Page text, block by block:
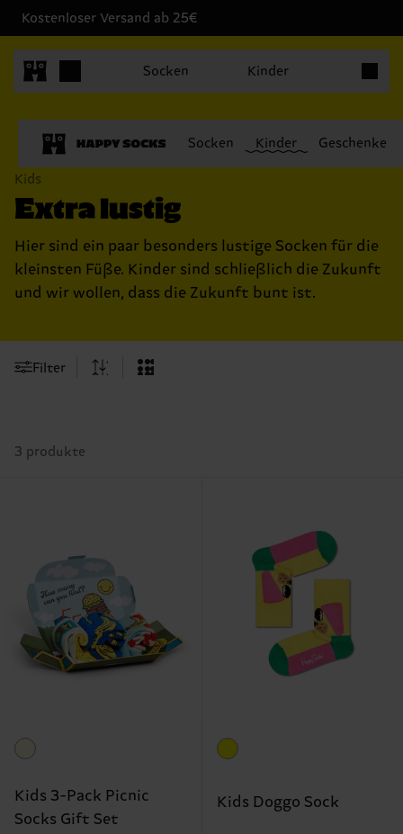
Kostenloser Versand ab 25€
Socken Kinder
Socken Kinder Geschenke
Kids
Extra lustig
Hier sind ein paar besonders lustige Socken für die
kleinsten Füße. Kinder sind schließlich die Zukunft
und wir wollen, dass die Zukunft bunt ist.
Filter
3 produkte
Kids 3-Pack Picnic
Socks Gift Set
Kids Doggo Sock